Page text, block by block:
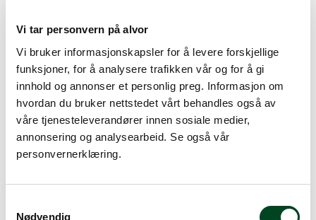
Vi tar personvern på alvor
Vi bruker informasjonskapsler for å levere forskjellige
funksjoner, for å analysere trafikken vår og for å gi
innhold og annonser et personlig preg. Informasjon om
hvordan du bruker nettstedet vårt behandles også av
våre tjenesteleverandører innen sosiale medier,
annonsering og analysearbeid. Se også vår
personvernerklæring.
Nødvendig
Mac HB-55 grønnsakskniv
13,5cm
620,00